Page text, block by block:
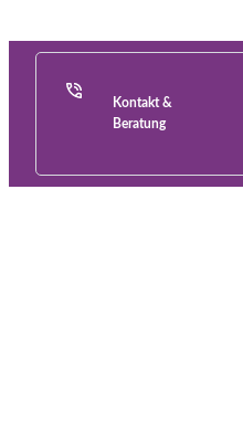
Kontakt &
Beratung